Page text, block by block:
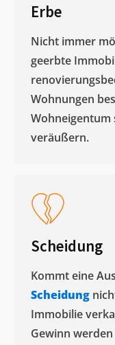
Erbe
Nicht immer
geerbte
Wohnungen
Wohneigentum
veräußern. ​
Scheidung
Kommt eine
Scheidung
Immobilie
Gewinn